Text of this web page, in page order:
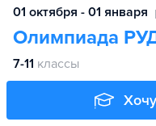
01 октября - 01 января
Олимпиада
7-11 классы